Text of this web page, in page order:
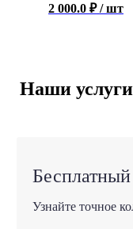
2 000.0 ₽ / шт
Наши услуги
Бесплатный
Узнайте точное